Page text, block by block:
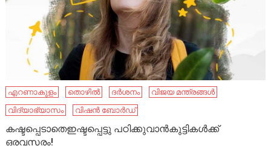
എറണാകുളം തൊഴിൽ ദർശനം
വിജയ മന്ത്രങ്ങൾ
വിദ്യാഭ്യാസം
വിഷൻ ബോർഡ്
കഷ്ടപ്പെടാതെഇഷ്ടപ്പെട്ടു പഠിക്കുവാൻകുട്ടികൾക്ക്
ഒരവസരം!